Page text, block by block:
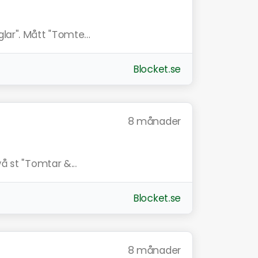
Mått "Tomte...
Blocket.se
8 månader
st "Tomtar &...
Blocket.se
8 månader